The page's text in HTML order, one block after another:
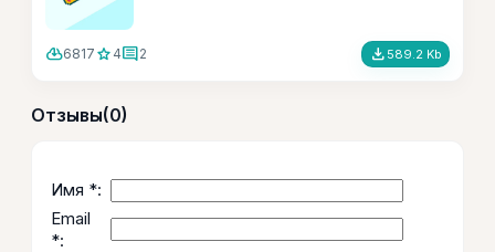
cloud_download6817 star 4comment2 file_download 589.2 Kb
Отзывы(0)
Имя *:
Email
*: